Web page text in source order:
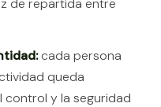
cada persona
queda
control y la seguridad